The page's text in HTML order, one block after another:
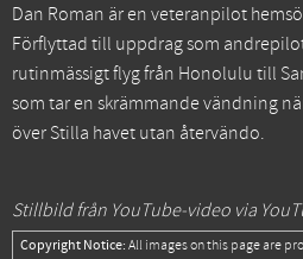
Dan Roman är en veteranpilot
Förflyttad till uppdrag som
rutinmässigt flyg från Honolulu till
som tar en skrämmande vändning
över Stilla havet utan återvändo.
Stillbild från YouTube-video via
Copyright Notice: All images on this page are